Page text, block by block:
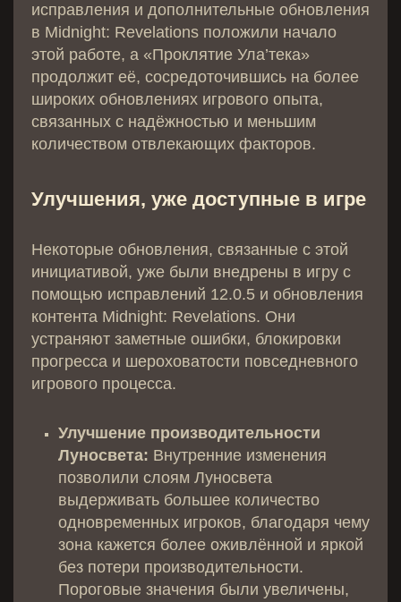
исправления и дополнительные обновления
в Midnight: Revelations положили начало
этой работе, а «Проклятие Ула’тека»
продолжит её, сосредоточившись на более
широких обновлениях игрового опыта,
связанных с надёжностью и меньшим
количеством отвлекающих факторов.
Улучшения, уже доступные в игре
Некоторые обновления, связанные с этой
инициативой, уже были внедрены в игру с
помощью исправлений 12.0.5 и обновления
контента Midnight: Revelations. Они
устраняют заметные ошибки, блокировки
прогресса и шероховатости повседневного
игрового процесса.
Улучшение производительности
Луносвета: Внутренние изменения
позволили слоям Луносвета
выдерживать большее количество
одновременных игроков, благодаря чему
зона кажется более оживлённой и яркой
без потери производительности.
Пороговые значения были увеличены,